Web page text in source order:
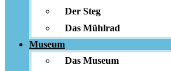
Der Steg
Das Mühlrad
Museum
Das Museum